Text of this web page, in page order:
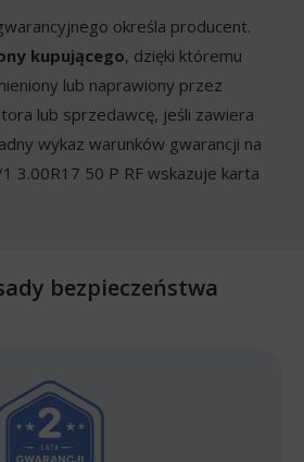
określa producent.
kupującego, dzięki któremu
lub naprawiony przez
lub sprzedawcę, jeśli zawiera
wykaz warunków gwarancji na
3.00R17 50 P RF wskazuje karta
bezpieczeństwa